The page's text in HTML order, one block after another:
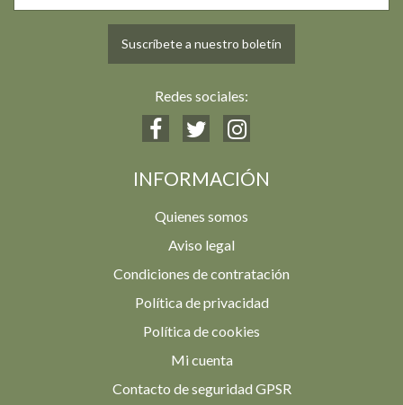
Suscríbete a nuestro boletín
Redes sociales:
INFORMACIÓN
Quienes somos
Aviso legal
Condiciones de contratación
Política de privacidad
Política de cookies
Mi cuenta
Contacto de seguridad GPSR